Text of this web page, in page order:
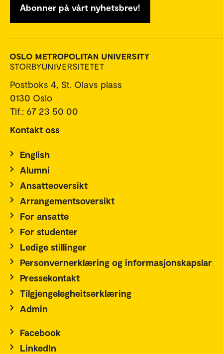
Abonner på vårt nyhetsbrev!
Postboks 4, St. Olavs plass
0130 Oslo
Tlf.: 67 23 50 00
Kontakt oss
English
Alumni
Ansatteoversikt
Arrangementsoversikt
For ansatte
For studenter
Ledige stillinger
Personvernerklæring og informasjonskapslar
Pressekontakt
Tilgjengelegheitserklæring
Admin
Facebook
LinkedIn